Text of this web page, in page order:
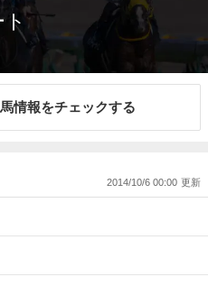
ト
情報をチェックする
2014/10/6 00:00